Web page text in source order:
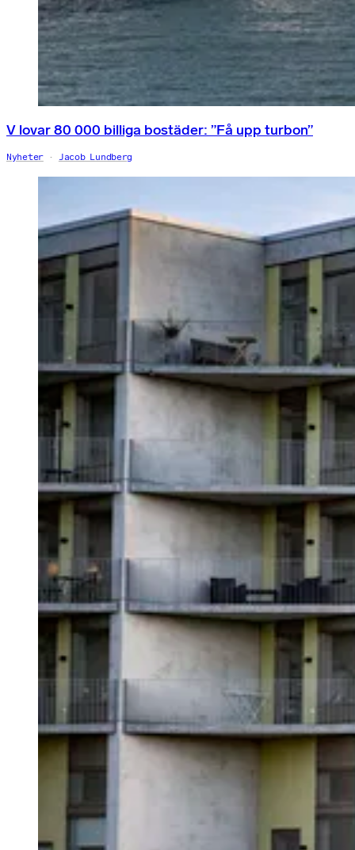
V lovar 80 000 billiga bostäder: ”Få upp turbon”
Nyheter Jacob Lundberg